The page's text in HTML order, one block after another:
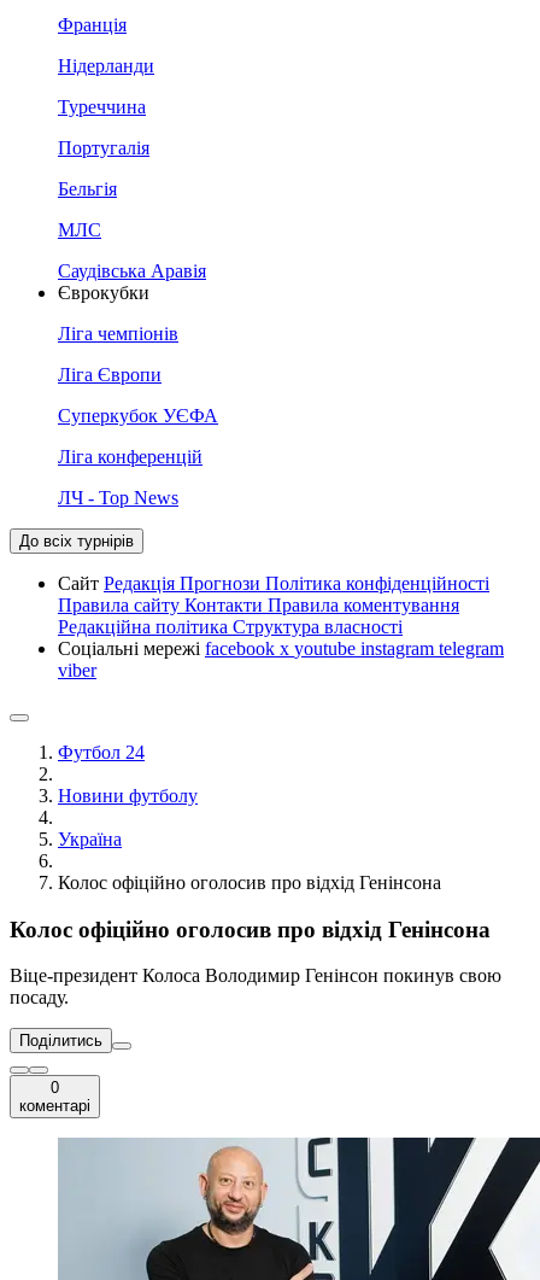
Франція
Нідерланди
Туреччина
Португалія
Бельгія
МЛС
Саудівська Аравія
Єврокубки
Ліга чемпіонів
Ліга Європи
Суперкубок УЄФА
Ліга конференцій
ЛЧ - Top News
До всіх турнірів
Сайт Редакція Прогнози Політика конфіденційності
Правила сайту Контакти Правила коментування
Редакційна політика Структура власності
Соціальні мережі facebook x youtube instagram telegram
viber
Футбол 24
Новини футболу
Україна
Колос офіційно оголосив про відхід Генінсона
Колос офіційно оголосив про відхід Генінсона
Віце-президент Колоса Володимир Генінсон покинув свою
посаду.
Поділитись
0
коментарі